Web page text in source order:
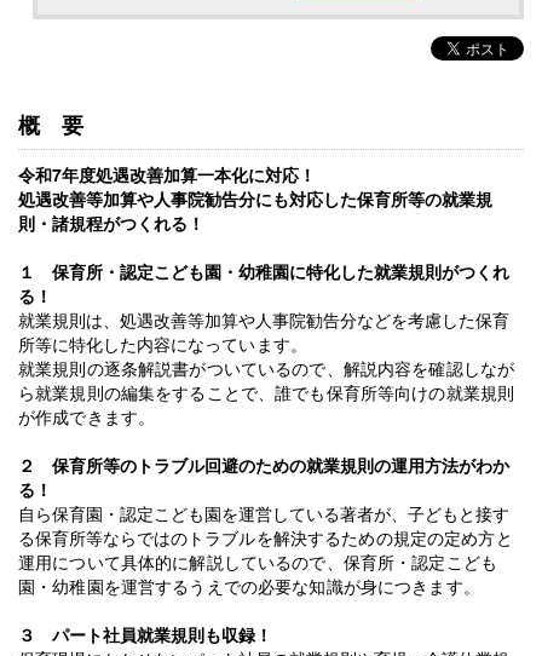
概要
令和7年度処遇改善加算一本化に対応！
処遇改善等加算や人事院勧告分にも対応した保育所等の就業規
則・諸規程がつくれる！
１ 保育所・認定こども園・幼稚園に特化した就業規則がつくれ
る！
就業規則は、処遇改善等加算や人事院勧告分などを考慮した保育
所等に特化した内容になっています。
就業規則の逐条解説書がついているので、解説内容を確認しなが
ら就業規則の編集をすることで、誰でも保育所等向けの就業規則
が作成できます。
２ 保育所等のトラブル回避のための就業規則の運用方法がわか
る！
自ら保育園・認定こども園を運営している著者が、子どもと接す
る保育所等ならではの トラブルを解決するための規定の定め方と
運用について具体的に解説しているので、 保育所・認定こども
園・幼稚園を運営するうえでの必要な知識が身につきます。
３ パート社員就業規則も収録！